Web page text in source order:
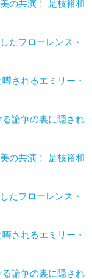
の共演！ 是枝裕和
たフローレンス・
されるエミリー・
論争の裏に隠され
の共演！ 是枝裕和
たフローレンス・
されるエミリー・
論争の裏に隠され